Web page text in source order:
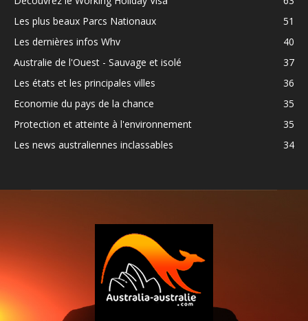
Les plus beaux Parcs Nationaux
51
Les dernières infos Whv
40
Australie de l'Ouest - Sauvage et isolé
37
Les états et les principales villes
36
Economie du pays de la chance
35
Protection et atteinte à l'environnement
35
Les news australiennes inclassables
34